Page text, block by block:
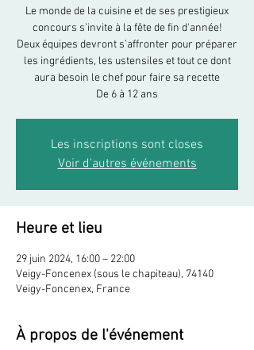
Le monde de la cuisine et de ses prestigieux
concours s’invite à la fête de fin d'année!
Deux équipes devront s’affronter pour préparer
les ingrédients, les ustensiles et tout ce dont
aura besoin le chef pour faire sa recette
De 6 à 12 ans
Les inscriptions sont closes
Voir d'autres événements
Heure et lieu
29 juin 2024, 16:00 – 22:00
Veigy-Foncenex (sous le chapiteau), 74140
Veigy-Foncenex, France
À propos de l'événement